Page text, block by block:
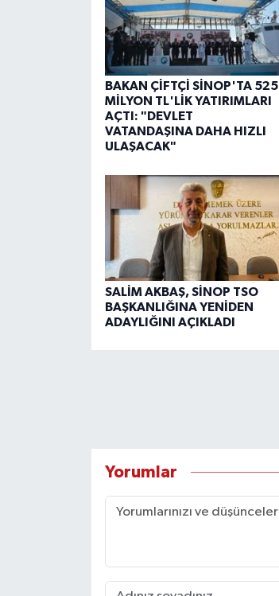
BAKAN ÇİFTÇİ SİNOP'TA 525
MİLYON TL'LİK YATIRIMLARI
AÇTI: "DEVLET
VATANDAŞINA DAHA HIZLI
ULAŞACAK"
SALİM AKBAŞ, SİNOP TSO
BAŞKANLIĞINA YENİDEN
ADAYLIĞINI AÇIKLADI
Yorumlar